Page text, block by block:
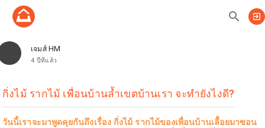
search exit_to_app
เจมส์ HM
4 ปีที่แล้ว
กิ่งไม้ รากไม้ เพื่อนบ้านล้ำเขตบ้านเรา จะทำยังไงดี?
วันนี้เราจะมาพูดคุยกันถึงเรื่อง กิ่งไม้ รากไม้ของเพื่อนบ้านเลื้อยมาซอน